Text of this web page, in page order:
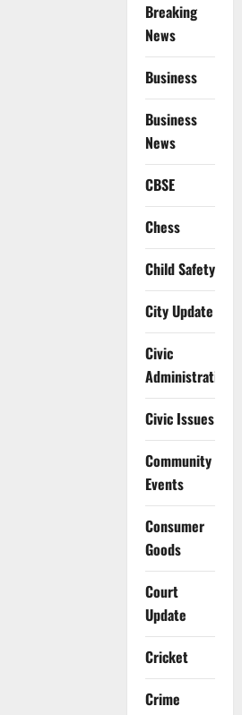
Breaking
News
Business
Business
News
CBSE
Chess
Child Safety
City Update
Civic
Administration
Civic Issues
Community
Events
Consumer
Goods
Court
Update
Cricket
Crime